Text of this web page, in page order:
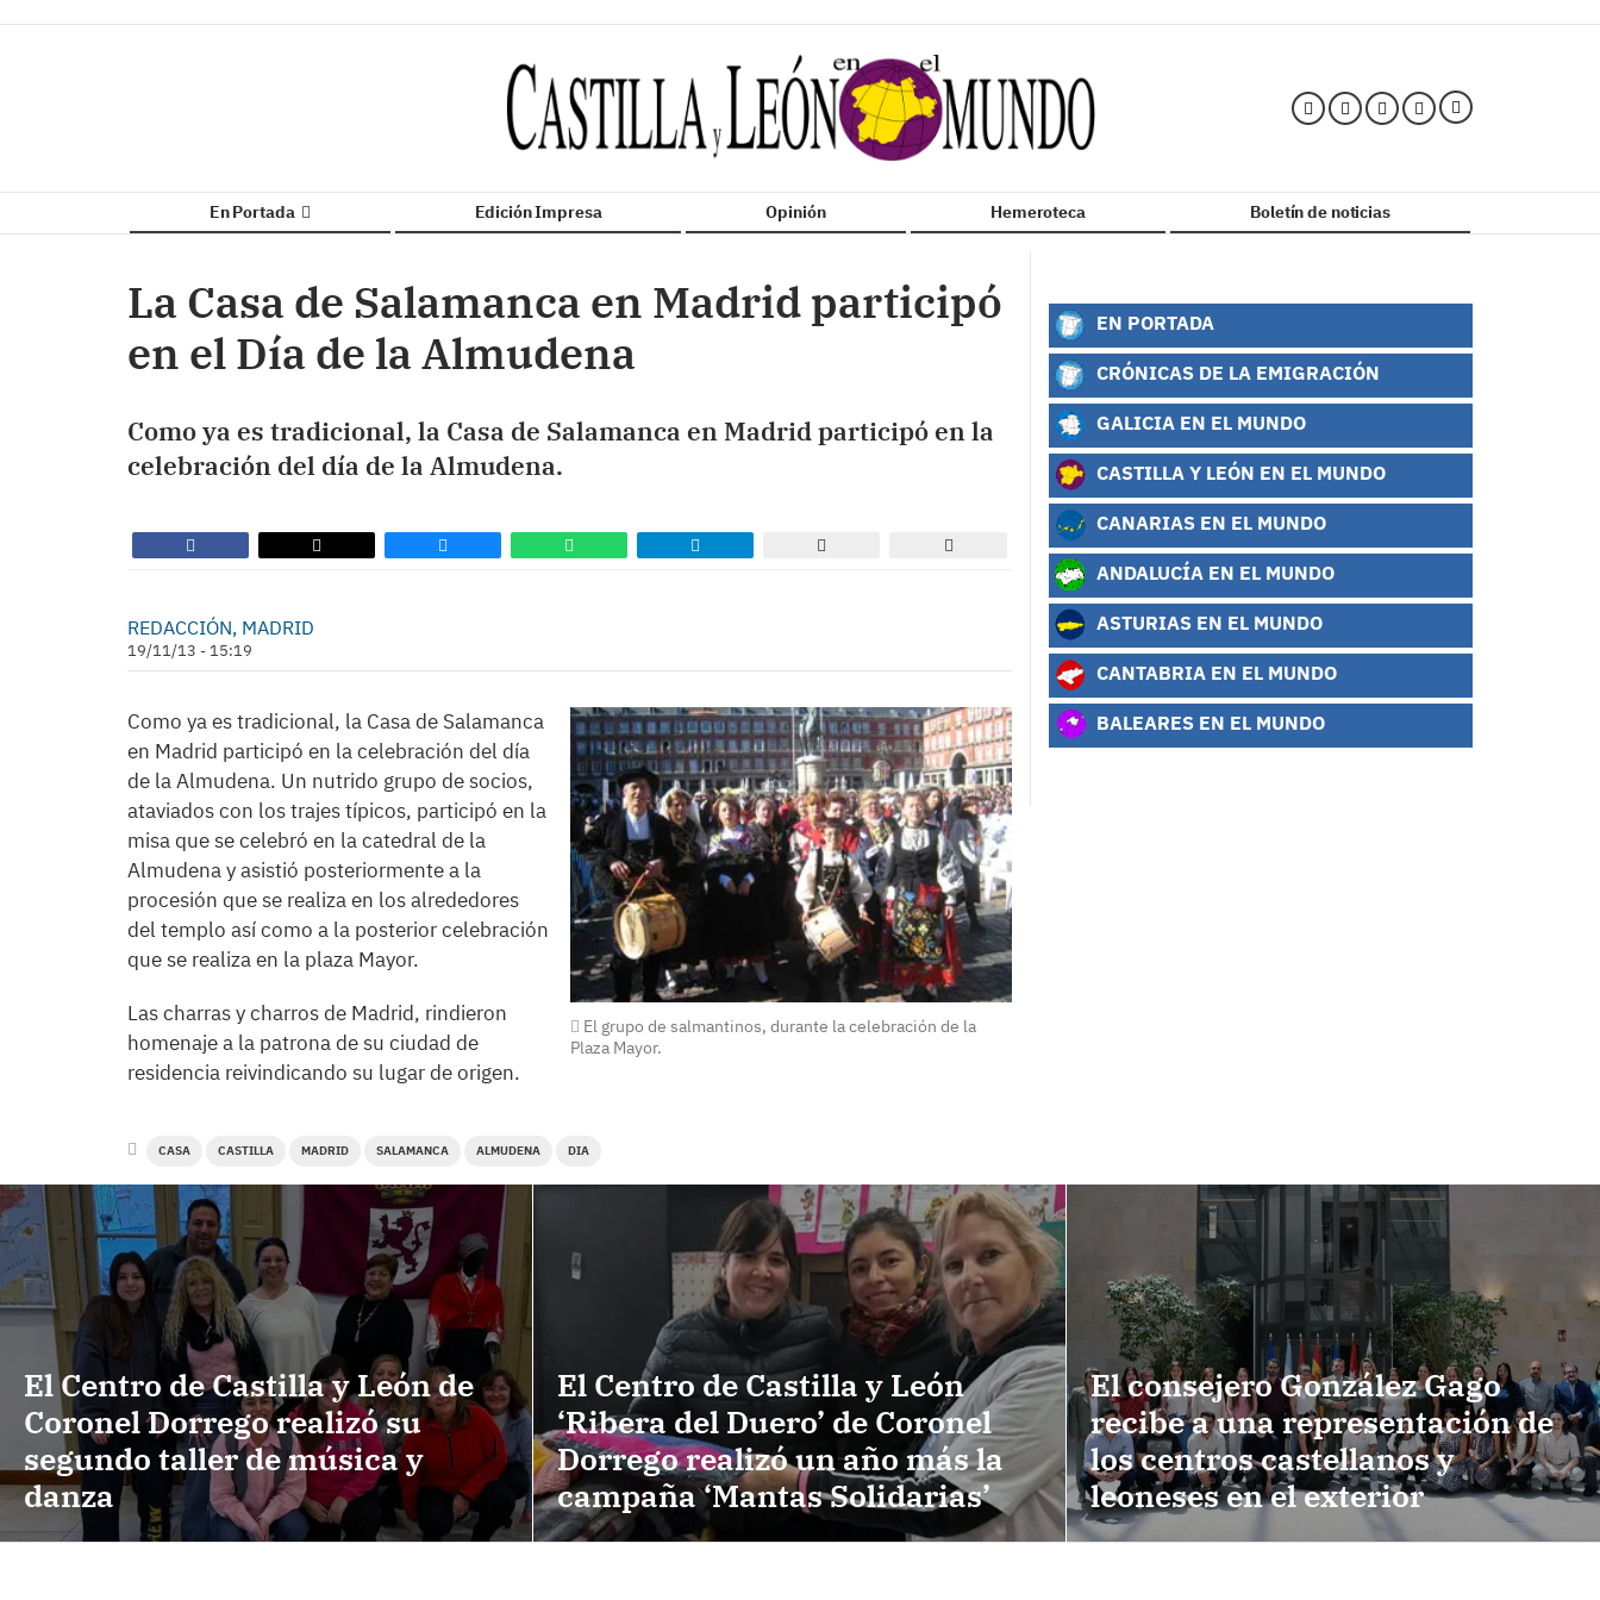
En Portada Edición Impresa Opinión Hemeroteca Boletín de noticias
La Casa de Salamanca en Madrid participó
en el Día de la Almudena
Como ya es tradicional, la Casa de Salamanca en Madrid participó en la
celebración del día de la Almudena.
REDACCIÓN, MADRID
19/11/13 - 15:19
El grupo de salmantinos, durante la celebración de la
Plaza Mayor.
Como ya es tradicional, la Casa de Salamanca
en Madrid participó en la celebración del día
de la Almudena. Un nutrido grupo de socios,
ataviados con los trajes típicos, participó en la
misa que se celebró en la catedral de la
Almudena y asistió posteriormente a la
procesión que se realiza en los alrededores
del templo así como a la posterior celebración
que se realiza en la plaza Mayor.
Las charras y charros de Madrid, rindieron
homenaje a la patrona de su ciudad de
residencia reivindicando su lugar de origen.
CASA CASTILLA MADRID SALAMANCA ALMUDENA DIA
EN PORTADA
CRÓNICAS DE LA EMIGRACIÓN
GALICIA EN EL MUNDO
CASTILLA Y LEÓN EN EL MUNDO
CANARIAS EN EL MUNDO
ANDALUCÍA EN EL MUNDO
ASTURIAS EN EL MUNDO
CANTABRIA EN EL MUNDO
BALEARES EN EL MUNDO
El Centro de Castilla y León de
Coronel Dorrego realizó su
segundo taller de música y
danza
El Centro de Castilla y León
‘Ribera del Duero’ de Coronel
Dorrego realizó un año más la
campaña ‘Mantas Solidarias’
El consejero González Gago
recibe a una representación de
los centros castellanos y
leoneses en el exterior